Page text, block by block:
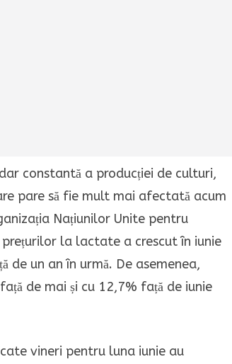
constantă a producției de culturi,
pare să fie mult mai afectată acum
Națiunilor Unite pentru
la lactate a crescut în iunie
de un an în urmă. De asemenea,
de mai și cu 12,7% față de iunie
vineri pentru luna iunie au